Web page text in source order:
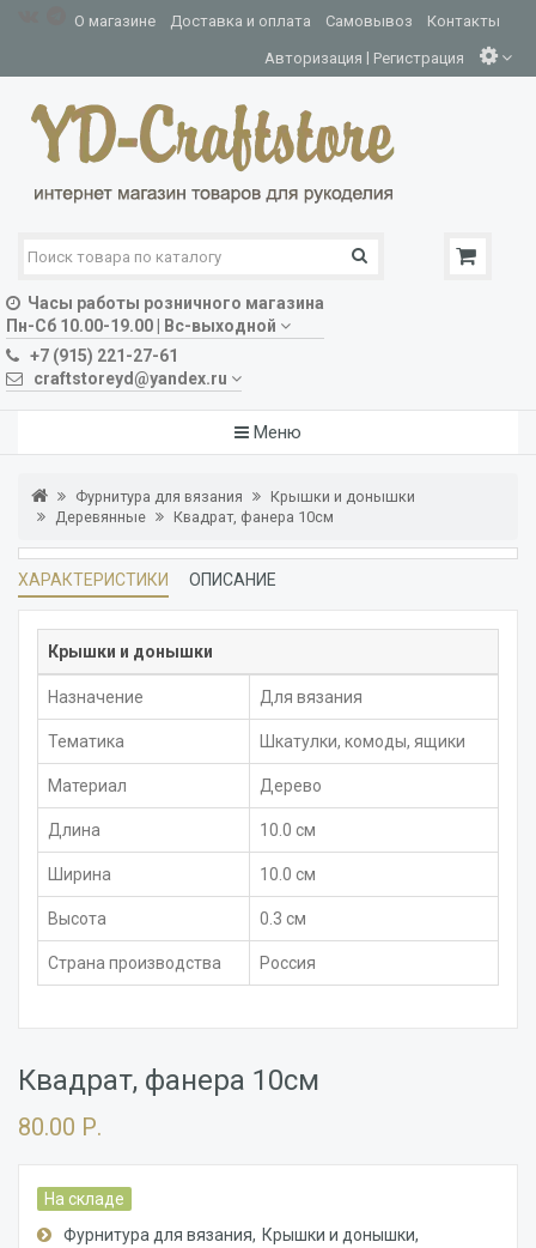
О магазине Доставка и оплата Самовывоз Контакты
Авторизация | Регистрация
Часы работы розничного магазина
Пн-Сб 10.00-19.00 | Вс-выходной
+7 (915) 221-27-61
craftstoreyd@yandex.ru
Меню
Фурнитура для вязания
Крышки и донышки
Деревянные
Квадрат, фанера 10см
ХАРАКТЕРИСТИКИ ОПИСАНИЕ
Крышки и донышки
Назначение Для вязания
Тематика Шкатулки, комоды, ящики
Материал Дерево
Длина 10.0 см
Ширина 10.0 см
Высота 0.3 см
Страна производства Россия
Квадрат, фанера 10см
80.00 Р.
На складе
Фурнитура для вязания
Крышки и донышки